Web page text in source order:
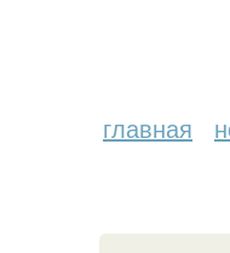
главная